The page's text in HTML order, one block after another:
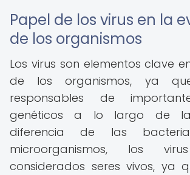
Papel de los virus en la
de los organismos
Los virus son elementos clave
de los organismos, ya
responsables de
genéticos a lo largo de
diferencia de las
microorganismos, los
considerados seres vivos, ya